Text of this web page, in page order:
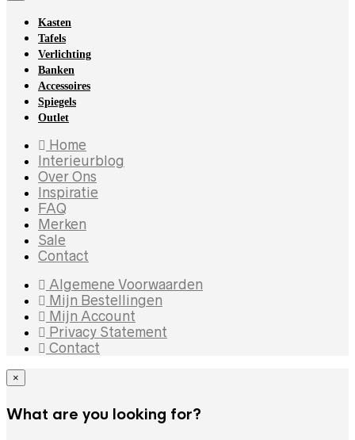
Kasten
Tafels
Verlichting
Banken
Accessoires
Spiegels
Outlet
Home
Interieurblog
Over Ons
Inspiratie
FAQ
Merken
Sale
Contact
Algemene Voorwaarden
Mijn Bestellingen
Mijn Account
Privacy Statement
Contact
×
What are you looking for?